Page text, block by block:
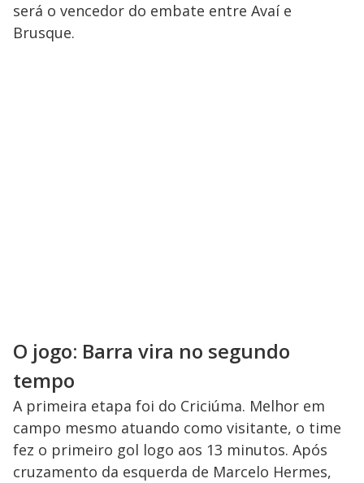
será o vencedor do embate entre Avaí e
Brusque.
O jogo: Barra vira no segundo
tempo
A primeira etapa foi do Criciúma. Melhor em
campo mesmo atuando como visitante, o time
fez o primeiro gol logo aos 13 minutos. Após
cruzamento da esquerda de Marcelo Hermes,